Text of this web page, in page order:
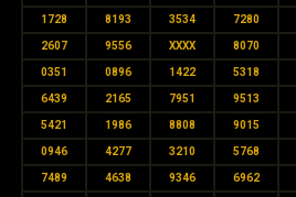
1728 8193 3534 7280
2607 9556 XXXX 8070
0351 0896 1422 5318
6439 2165 7951 9513
5421 1986 8808 9015
0946 4277 3210 5768
7489 4638 9346 6962